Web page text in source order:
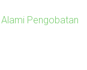
Pengobatan